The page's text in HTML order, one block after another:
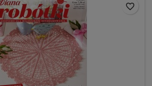
favorite_border